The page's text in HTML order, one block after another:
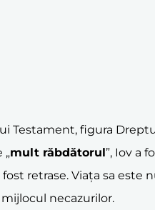
Testament, figura
„mult răbdătorul”, Iov a
retrase. Viața sa
necazurilor.